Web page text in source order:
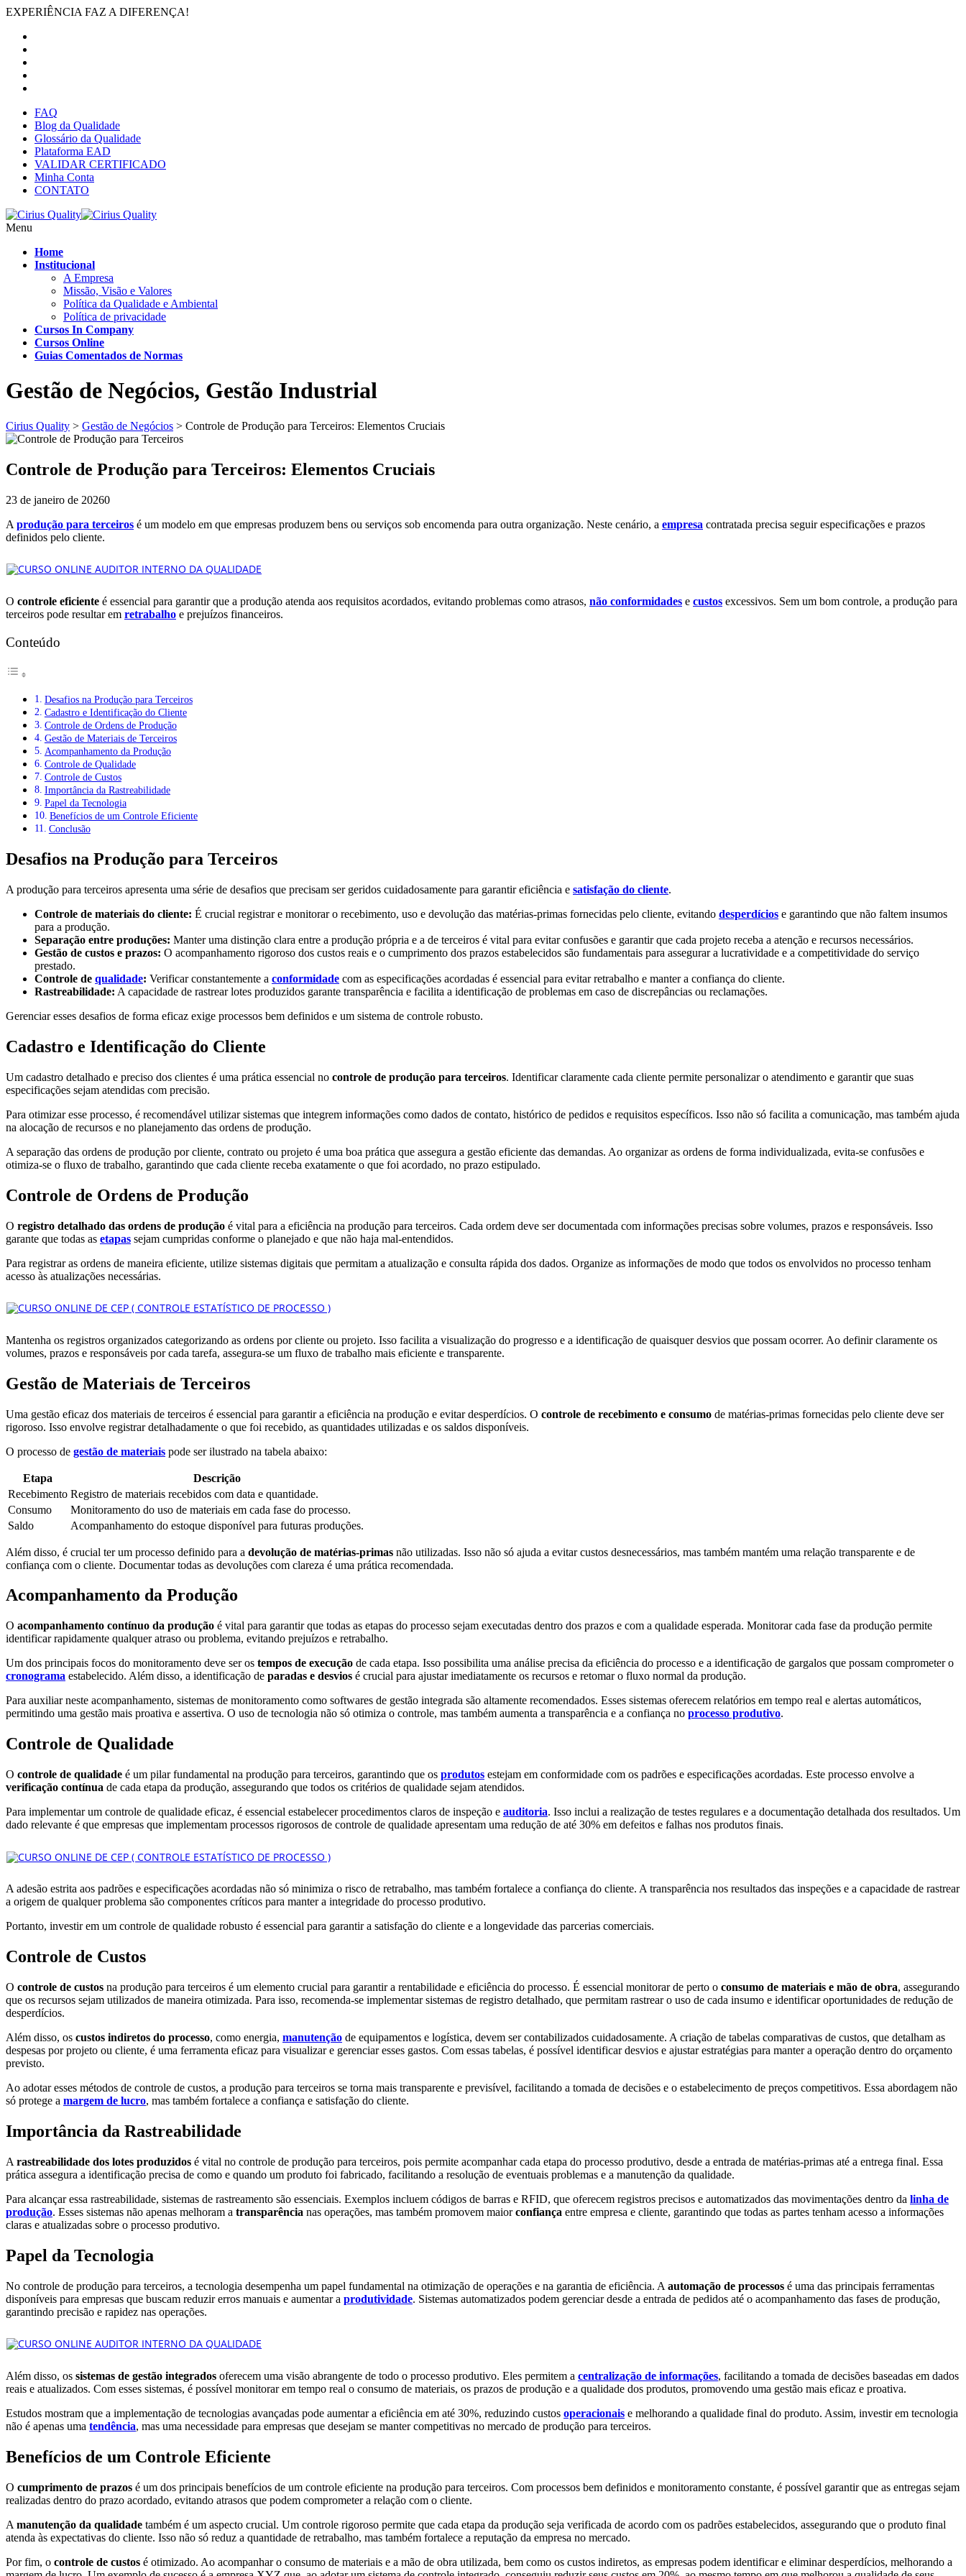
EXPERIÊNCIA FAZ A DIFERENÇA!
FAQ
Blog da Qualidade
Glossário da Qualidade
Plataforma EAD
VALIDAR CERTIFICADO
Minha Conta
CONTATO
Menu
Home
Institucional
A Empresa
Missão, Visão e Valores
Política da Qualidade e Ambiental
Política de privacidade
Cursos In Company
Cursos Online
Guias Comentados de Normas
Gestão de Negócios, Gestão Industrial
Cirius Quality > Gestão de Negócios > Controle de Produção para Terceiros: Elementos Cruciais
Controle de Produção para Terceiros: Elementos Cruciais
23 de janeiro de 20260
A produção para terceiros é um modelo em que empresas produzem bens ou serviços sob encomenda para outra organização. Neste cenário, a empresa contratada precisa seguir especificações e prazos
definidos pelo cliente.
O controle eficiente é essencial para garantir que a produção atenda aos requisitos acordados, evitando problemas como atrasos, não conformidades e custos excessivos. Sem um bom controle, a produção para
terceiros pode resultar em retrabalho e prejuízos financeiros.
Conteúdo
Desafios na Produção para Terceiros
Cadastro e Identificação do Cliente
Controle de Ordens de Produção
Gestão de Materiais de Terceiros
Acompanhamento da Produção
Controle de Qualidade
Controle de Custos
Importância da Rastreabilidade
Papel da Tecnologia
Benefícios de um Controle Eficiente
Conclusão
Desafios na Produção para Terceiros
A produção para terceiros apresenta uma série de desafios que precisam ser geridos cuidadosamente para garantir eficiência e satisfação do cliente.
Controle de materiais do cliente: É crucial registrar e monitorar o recebimento, uso e devolução das matérias-primas fornecidas pelo cliente, evitando desperdícios e garantindo que não faltem insumos
para a produção.
Separação entre produções: Manter uma distinção clara entre a produção própria e a de terceiros é vital para evitar confusões e garantir que cada projeto receba a atenção e recursos necessários.
Gestão de custos e prazos: O acompanhamento rigoroso dos custos reais e o cumprimento dos prazos estabelecidos são fundamentais para assegurar a lucratividade e a competitividade do serviço
prestado.
Controle de qualidade: Verificar constantemente a conformidade com as especificações acordadas é essencial para evitar retrabalho e manter a confiança do cliente.
Rastreabilidade: A capacidade de rastrear lotes produzidos garante transparência e facilita a identificação de problemas em caso de discrepâncias ou reclamações.
Gerenciar esses desafios de forma eficaz exige processos bem definidos e um sistema de controle robusto.
Cadastro e Identificação do Cliente
Um cadastro detalhado e preciso dos clientes é uma prática essencial no controle de produção para terceiros. Identificar claramente cada cliente permite personalizar o atendimento e garantir que suas
especificações sejam atendidas com precisão.
Para otimizar esse processo, é recomendável utilizar sistemas que integrem informações como dados de contato, histórico de pedidos e requisitos específicos. Isso não só facilita a comunicação, mas também ajuda
na alocação de recursos e no planejamento das ordens de produção.
A separação das ordens de produção por cliente, contrato ou projeto é uma boa prática que assegura a gestão eficiente das demandas. Ao organizar as ordens de forma individualizada, evita-se confusões e
otimiza-se o fluxo de trabalho, garantindo que cada cliente receba exatamente o que foi acordado, no prazo estipulado.
Controle de Ordens de Produção
O registro detalhado das ordens de produção é vital para a eficiência na produção para terceiros. Cada ordem deve ser documentada com informações precisas sobre volumes, prazos e responsáveis. Isso
garante que todas as etapas sejam cumpridas conforme o planejado e que não haja mal-entendidos.
Para registrar as ordens de maneira eficiente, utilize sistemas digitais que permitam a atualização e consulta rápida dos dados. Organize as informações de modo que todos os envolvidos no processo tenham
acesso às atualizações necessárias.
Mantenha os registros organizados categorizando as ordens por cliente ou projeto. Isso facilita a visualização do progresso e a identificação de quaisquer desvios que possam ocorrer. Ao definir claramente os
volumes, prazos e responsáveis por cada tarefa, assegura-se um fluxo de trabalho mais eficiente e transparente.
Gestão de Materiais de Terceiros
Uma gestão eficaz dos materiais de terceiros é essencial para garantir a eficiência na produção e evitar desperdícios. O controle de recebimento e consumo de matérias-primas fornecidas pelo cliente deve ser
rigoroso. Isso envolve registrar detalhadamente o que foi recebido, as quantidades utilizadas e os saldos disponíveis.
O processo de gestão de materiais pode ser ilustrado na tabela abaixo:
Etapa
Descrição
Recebimento Registro de materiais recebidos com data e quantidade.
Consumo
Monitoramento do uso de materiais em cada fase do processo.
Saldo
Acompanhamento do estoque disponível para futuras produções.
Além disso, é crucial ter um processo definido para a devolução de matérias-primas não utilizadas. Isso não só ajuda a evitar custos desnecessários, mas também mantém uma relação transparente e de
confiança com o cliente. Documentar todas as devoluções com clareza é uma prática recomendada.
Acompanhamento da Produção
O acompanhamento contínuo da produção é vital para garantir que todas as etapas do processo sejam executadas dentro dos prazos e com a qualidade esperada. Monitorar cada fase da produção permite
identificar rapidamente qualquer atraso ou problema, evitando prejuízos e retrabalho.
Um dos principais focos do monitoramento deve ser os tempos de execução de cada etapa. Isso possibilita uma análise precisa da eficiência do processo e a identificação de gargalos que possam comprometer o
cronograma estabelecido. Além disso, a identificação de paradas e desvios é crucial para ajustar imediatamente os recursos e retomar o fluxo normal da produção.
Para auxiliar neste acompanhamento, sistemas de monitoramento como softwares de gestão integrada são altamente recomendados. Esses sistemas oferecem relatórios em tempo real e alertas automáticos,
permitindo uma gestão mais proativa e assertiva. O uso de tecnologia não só otimiza o controle, mas também aumenta a transparência e a confiança no processo produtivo.
Controle de Qualidade
O controle de qualidade é um pilar fundamental na produção para terceiros, garantindo que os produtos estejam em conformidade com os padrões e especificações acordadas. Este processo envolve a
verificação contínua de cada etapa da produção, assegurando que todos os critérios de qualidade sejam atendidos.
Para implementar um controle de qualidade eficaz, é essencial estabelecer procedimentos claros de inspeção e auditoria. Isso inclui a realização de testes regulares e a documentação detalhada dos resultados. Um
dado relevante é que empresas que implementam processos rigorosos de controle de qualidade apresentam uma redução de até 30% em defeitos e falhas nos produtos finais.
A adesão estrita aos padrões e especificações acordadas não só minimiza o risco de retrabalho, mas também fortalece a confiança do cliente. A transparência nos resultados das inspeções e a capacidade de rastrear
a origem de qualquer problema são componentes críticos para manter a integridade do processo produtivo.
Portanto, investir em um controle de qualidade robusto é essencial para garantir a satisfação do cliente e a longevidade das parcerias comerciais.
Controle de Custos
O controle de custos na produção para terceiros é um elemento crucial para garantir a rentabilidade e eficiência do processo. É essencial monitorar de perto o consumo de materiais e mão de obra, assegurando
que os recursos sejam utilizados de maneira otimizada. Para isso, recomenda-se implementar sistemas de registro detalhado, que permitam rastrear o uso de cada insumo e identificar oportunidades de redução de
desperdícios.
Além disso, os custos indiretos do processo, como energia, manutenção de equipamentos e logística, devem ser contabilizados cuidadosamente. A criação de tabelas comparativas de custos, que detalham as
despesas por projeto ou cliente, é uma ferramenta eficaz para visualizar e gerenciar esses gastos. Com essas tabelas, é possível identificar desvios e ajustar estratégias para manter a operação dentro do orçamento
previsto.
Ao adotar esses métodos de controle de custos, a produção para terceiros se torna mais transparente e previsível, facilitando a tomada de decisões e o estabelecimento de preços competitivos. Essa abordagem não
só protege a margem de lucro, mas também fortalece a confiança e satisfação do cliente.
Importância da Rastreabilidade
A rastreabilidade dos lotes produzidos é vital no controle de produção para terceiros, pois permite acompanhar cada etapa do processo produtivo, desde a entrada de matérias-primas até a entrega final. Essa
prática assegura a identificação precisa de como e quando um produto foi fabricado, facilitando a resolução de eventuais problemas e a manutenção da qualidade.
Para alcançar essa rastreabilidade, sistemas de rastreamento são essenciais. Exemplos incluem códigos de barras e RFID, que oferecem registros precisos e automatizados das movimentações dentro da linha de
produção. Esses sistemas não apenas melhoram a transparência nas operações, mas também promovem maiorconfiança entre empresa e cliente, garantindo que todas as partes tenham acesso a informações
claras e atualizadas sobre o processo produtivo.
Papel da Tecnologia
No controle de produção para terceiros, a tecnologia desempenha um papel fundamental na otimização de operações e na garantia de eficiência. A automação de processos é uma das principais ferramentas
disponíveis para empresas que buscam reduzir erros manuais e aumentar a produtividade. Sistemas automatizados podem gerenciar desde a entrada de pedidos até o acompanhamento das fases de produção,
garantindo precisão e rapidez nas operações.
Além disso, os sistemas de gestão integrados oferecem uma visão abrangente de todo o processo produtivo. Eles permitem a centralização de informações, facilitando a tomada de decisões baseadas em dados
reais e atualizados. Com esses sistemas, é possível monitorar em tempo real o consumo de materiais, os prazos de produção e a qualidade dos produtos, promovendo uma gestão mais eficaz e proativa.
Estudos mostram que a implementação de tecnologias avançadas pode aumentar a eficiência em até 30%, reduzindo custos operacionais e melhorando a qualidade final do produto. Assim, investir em tecnologia
não é apenas uma tendência, mas uma necessidade para empresas que desejam se manter competitivas no mercado de produção para terceiros.
Benefícios de um Controle Eficiente
O cumprimento de prazos é um dos principais benefícios de um controle eficiente na produção para terceiros. Com processos bem definidos e monitoramento constante, é possível garantir que as entregas sejam
realizadas dentro do prazo acordado, evitando atrasos que podem comprometer a relação com o cliente.
A manutenção da qualidade também é um aspecto crucial. Um controle rigoroso permite que cada etapa da produção seja verificada de acordo com os padrões estabelecidos, assegurando que o produto final
atenda às expectativas do cliente. Isso não só reduz a quantidade de retrabalho, mas também fortalece a reputação da empresa no mercado.
Por fim, o controle de custos é otimizado. Ao acompanhar o consumo de materiais e a mão de obra utilizada, bem como os custos indiretos, as empresas podem identificar e eliminar desperdícios, melhorando a